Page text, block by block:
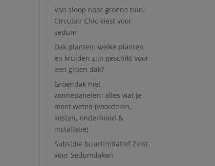
Van sloop naar groene tuin:
Circulair Chic kiest voor
sedum
Dak planten: welke planten
en kruiden zijn geschikt voor
een groen dak?
Groendak met
zonnepanelen: alles wat je
moet weten (voordelen,
kosten, onderhoud &
installatie)
Subsidie buurtinitiatief Zeist
voor Sedumdaken